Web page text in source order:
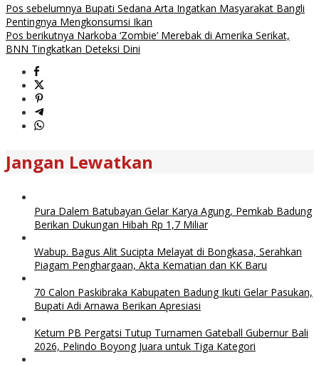
Pos sebelumnya Bupati Sedana Arta Ingatkan Masyarakat Bangli
Pentingnya Mengkonsumsi Ikan
Pos berikutnya Narkoba ‘Zombie’ Merebak di Amerika Serikat,
BNN Tingkatkan Deteksi Dini
Jangan Lewatkan
Pura Dalem Batubayan Gelar Karya Agung, Pemkab Badung
Berikan Dukungan Hibah Rp 1,7 Miliar
Wabup. Bagus Alit Sucipta Melayat di Bongkasa, Serahkan
Piagam Penghargaan, Akta Kematian dan KK Baru
70 Calon Paskibraka Kabupaten Badung Ikuti Gelar Pasukan,
Bupati Adi Arnawa Berikan Apresiasi
Ketum PB Pergatsi Tutup Turnamen Gateball Gubernur Bali
2026, Pelindo Boyong Juara untuk Tiga Kategori